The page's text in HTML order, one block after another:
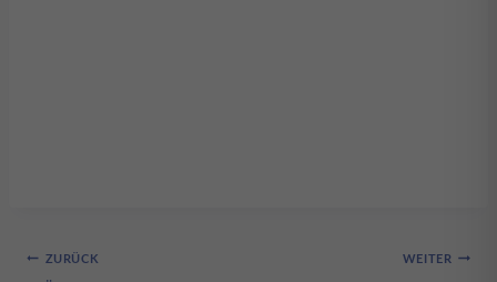
Beitragsnavigation
ZURÜCK WEITER